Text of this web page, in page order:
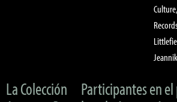
La Colección
Participantes en